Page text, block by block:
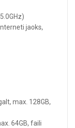
jaoks,
max. 128GB,
64GB, faili